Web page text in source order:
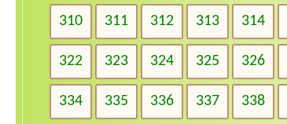
310 311 312 313 314
322 323 324 325 326
334 335 336 337 338